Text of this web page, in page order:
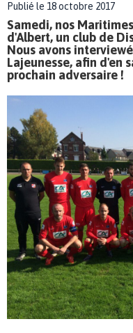
Publié le 18 octobre 2017
Samedi, nos
d'Albert, un club de
Nous avons
Lajeunesse, afin d'en
prochain adversaire !